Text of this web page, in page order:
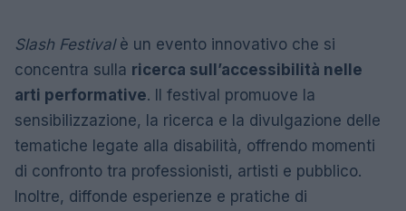
Slash Festivalè un evento innovativo che si
concentra sulla ricerca sull’accessibilità nelle
arti performative. Il festival promuove la
sensibilizzazione, la ricerca e la divulgazione delle
tematiche legate alla disabilità, offrendo momenti
di confronto tra professionisti, artisti e pubblico.
Inoltre, diffonde esperienze e pratiche di